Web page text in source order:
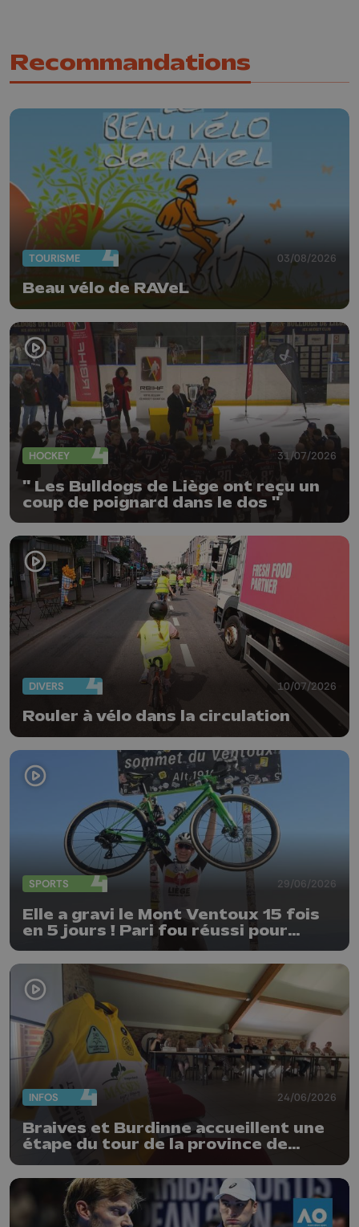
Recommandations
TOURISME 03/08/2026
Beau vélo de RAVeL
HOCKEY 31/07/2026
" Les Bulldogs de Liège ont reçu un
coup de poignard dans le dos "
DIVERS 10/07/2026
Rouler à vélo dans la circulation
SPORTS 29/06/2026
Elle a gravi le Mont Ventoux 15 fois
en 5 jours ! Pari fou réussi pour
Delphine Thirifays
INFOS 24/06/2026
Braives et Burdinne accueillent une
étape du tour de la province de